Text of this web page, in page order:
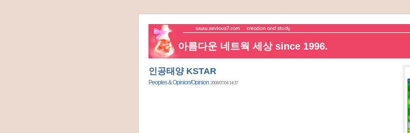
아름다운 네트웍 세상 since 1996.
인공태양 KSTAR
Peoples & Opinion/Opinion 2008/07/04 14:37